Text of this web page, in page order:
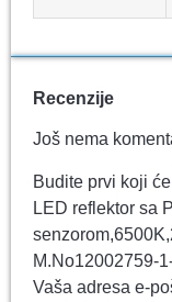
Recenzije
Još nema
Budite prvi koji
LED reflektor sa
M.No12002759-
Vaša adresa e-